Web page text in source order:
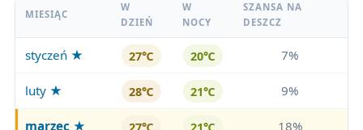
MIESIĄC
W
DZIEŃ
W
NOCY
SZANSA NA
DESZCZ
styczeń ★ 27℃ 20℃ 7%
luty ★ 28℃ 21℃ 9%
marzec ★ 27℃ 21℃ 18%